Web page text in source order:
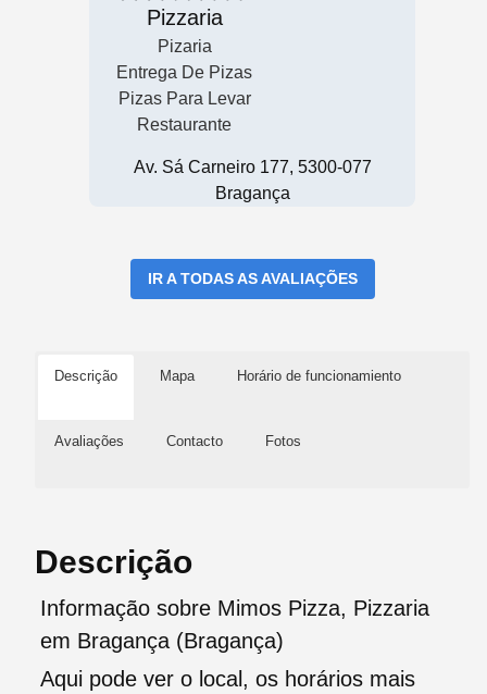
Pizzaria
Pizaria
Entrega De Pizas
Pizas Para Levar
Restaurante
Av. Sá Carneiro 177, 5300-077
Bragança
IR A TODAS AS AVALIAÇÕES
Descrição Mapa Horário de funcionamiento
Avaliações Contacto Fotos
Descrição
Informação sobre Mimos Pizza, Pizzaria
em Bragança (Bragança)
Aqui pode ver o local, os horários mais